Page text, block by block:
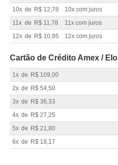
10x de R$ 12,78 10x com juros
11x de R$ 11,78 11x com juros
12x de R$ 10,95 12x com juros
Cartão de Crédito Amex / Elo
1x de R$ 109,00
2x de R$ 54,50
3x de R$ 36,33
4x de R$ 27,25
5x de R$ 21,80
6x de R$ 18,17